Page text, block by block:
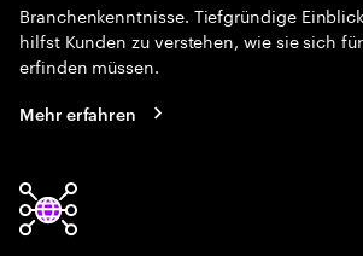
Branchenkenntnisse. Tiefgründige
hilfst Kunden zu verstehen, wie sie sich
erfinden müssen.
Mehr erfahren